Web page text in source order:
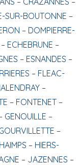
SUR-BOUTONNE –
– DOMPIERRE-
ECHEBRUNE –
– ESNANDES –
– FLEAC-
–
– FONTENET –
GENOUILLE –
–
HAIMPS – HIERS-
– JAZENNES –